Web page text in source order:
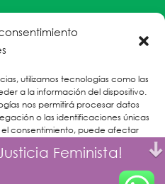
utilizamos tecnologías como las
a la información del dispositivo.
nos permitirá procesar datos
o las identificaciones únicas
el consentimiento, puede afectar
con la
hacia personas
internas y/o
Basadas en
Feminista!